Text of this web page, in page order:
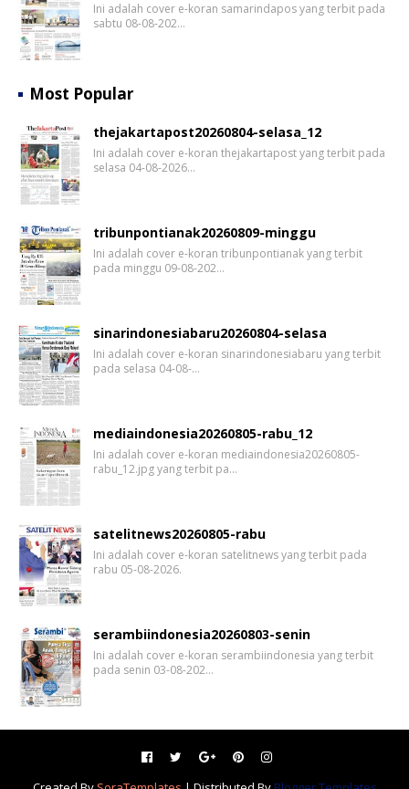
Ini adalah cover e-koran samarindapos yang terbit pada
sabtu 08-08-202…
Most Popular
thejakartapost20260804-selasa_12
Ini adalah cover e-koran thejakartapost yang terbit pada
selasa 04-08-2026…
tribunpontianak20260809-minggu
Ini adalah cover e-koran tribunpontianak yang terbit
pada minggu 09-08-202…
sinarindonesiabaru20260804-selasa
Ini adalah cover e-koran sinarindonesiabaru yang terbit
pada selasa 04-08-…
mediaindonesia20260805-rabu_12
Ini adalah cover e-koran mediaindonesia20260805-
rabu_12.jpg yang terbit pa…
satelitnews20260805-rabu
Ini adalah cover e-koran satelitnews yang terbit pada
rabu 05-08-2026.
serambiindonesia20260803-senin
Ini adalah cover e-koran serambiindonesia yang terbit
pada senin 03-08-202…